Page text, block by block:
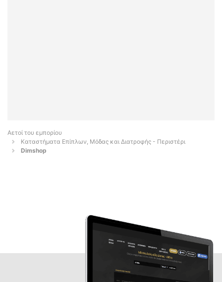
Αετοί του εμπορίου
Καταστήματα Επίπλων, Μόδας και Διατροφής - Περιστέρι
Dimshop